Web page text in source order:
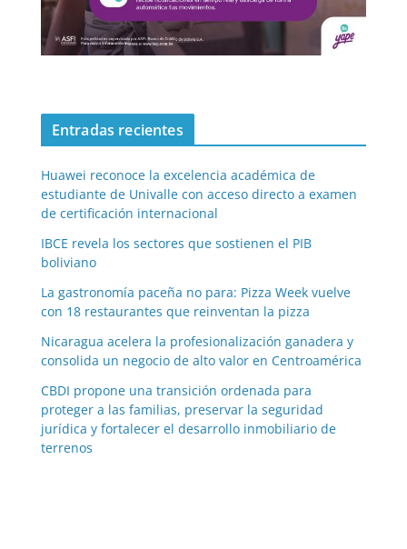
Entradas recientes
Huawei reconoce la excelencia académica de
estudiante de Univalle con acceso directo a examen
de certificación internacional
IBCE revela los sectores que sostienen el PIB
boliviano
La gastronomía paceña no para: Pizza Week vuelve
con 18 restaurantes que reinventan la pizza
Nicaragua acelera la profesionalización ganadera y
consolida un negocio de alto valor en Centroamérica
CBDI propone una transición ordenada para
proteger a las familias, preservar la seguridad
jurídica y fortalecer el desarrollo inmobiliario de
terrenos